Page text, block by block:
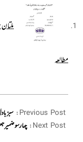
مطالعہ
01-
23
Previous Post: سبز
Next Post: چہارسو ضمیر